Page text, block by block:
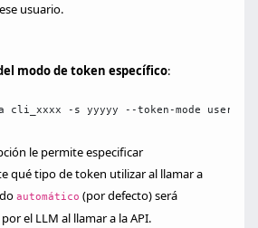
usuario.
modo de token específico:
cli_xxxx -s yyyyy --token-mode
le permite especificar
qué tipo de token utilizar al llamar a
automático (por defecto) será
el LLM al llamar a la API.